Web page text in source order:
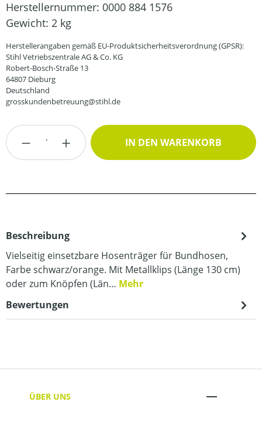
Herstellernummer: 0000 884 1576
Gewicht: 2 kg
Herstellerangaben gemäß EU-Produktsicherheitsverordnung (GPSR):
Stihl Vetriebszentrale AG & Co. KG
Robert-Bosch-Straße 13
64807 Dieburg
Deutschland
grosskundenbetreuung@stihl.de
Produkt Anzahl: Gib den gewünschten
IN DEN WARENKORB
Beschreibung
Vielseitig einsetzbare Hosenträger für Bundhosen,
Farbe schwarz/orange. Mit Metallklips (Länge 130 cm)
oder zum Knöpfen (Län… Mehr
Bewertungen
ÜBER UNS